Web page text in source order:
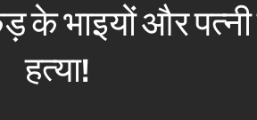
भाइयों और पत्नी
हत्या!